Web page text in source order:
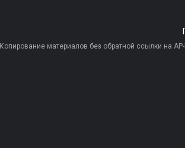
Копирование материалов без обратной ссылки на